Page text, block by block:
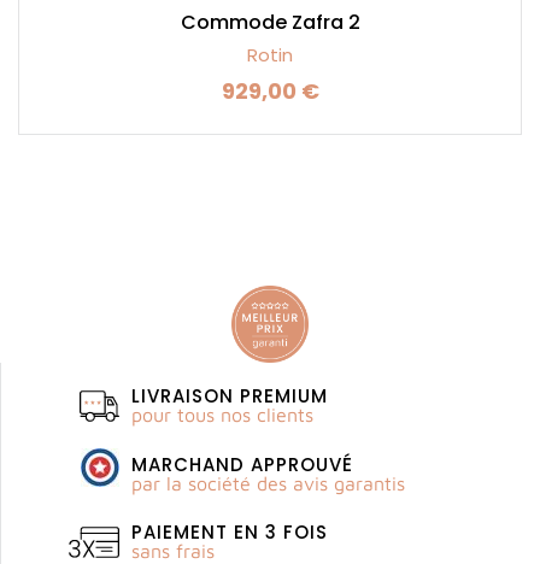
Commode Zafra 2
Rotin
Prix
929,00 €
LIVRAISON PREMIUM
pour tous nos clients
MARCHAND APPROUVÉ
par la société des avis garantis
PAIEMENT EN 3 FOIS
sans frais